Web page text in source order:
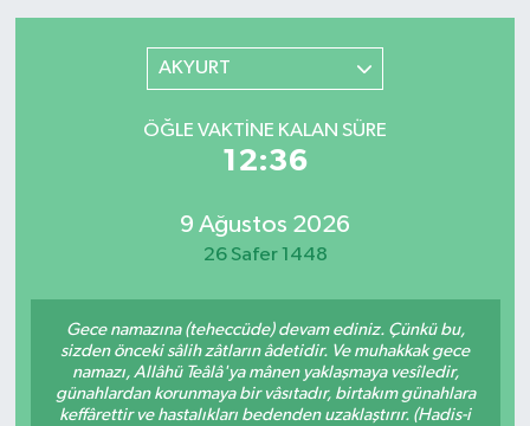
AKYURT
ÖĞLE VAKTINE KALAN SÜRE
12:36
9 Ağustos 2026
26 Safer 1448
Gece namazına (teheccüde) devam ediniz. Çünkü bu,
sizden önceki sâlih zâtların âdetidir. Ve muhakkak gece
namazı, Allâhü Teâlâ'ya mânen yaklaşmaya vesîledir,
günahlardan korunmaya bir vâsıtadır, birtakım günahlara
keffârettir ve hastalıkları bedenden uzaklaştırır. (Hadis-i
Son Dakika Haberleri